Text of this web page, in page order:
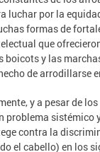
luchar por la
formas de
que
boicots y las
de arrodillarse
y a pesar de
problema sistémico
contra la
el cabello) en los